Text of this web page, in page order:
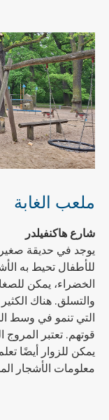
ملعب الغابة
شارع هاكنفيلدر
للأطفال تحيط به
الخضراء، يمكن
والتسلق. هناك
التي تنمو في وسط
قوتهم. تعتبر المروج
يمكن للزوار أيضًا
معلومات الأشجار